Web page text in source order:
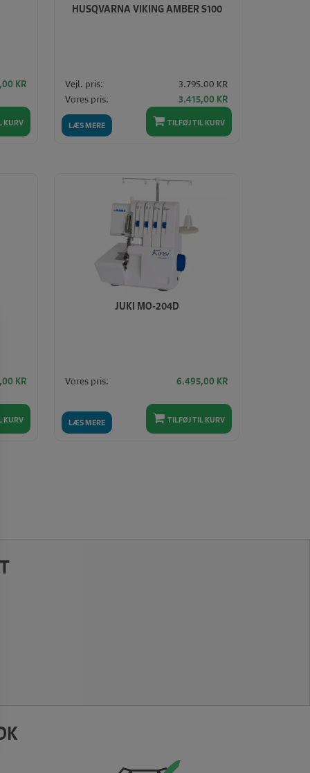
KR
KURV
HUSQVARNA VIKING AMBER S100
LÆS MERE
Vejl. pris:
3.795.00 KR
Vores pris:
Den
oprindelige
pris
var:
3.415,00 KRDen
aktuelle
er:
TILFØJ TIL KURV
KR
KURV
JUKI MO-204D
LÆS MERE
Vores pris: 6.495,00 KR
TILFØJ TIL KURV